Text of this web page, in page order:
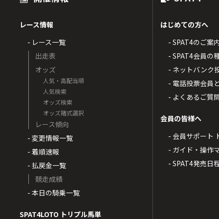
レース情報
- レース一覧
出走表
オッズ
人気・高配当順
人気検索
オッズ検索
オッズ賭式選択
レース傾向
- 変更情報一覧
- 着順速報
- 払戻金一覧
競走成績
- 本日の騎乗一覧
SPAT4LOTO トリプル馬単
はじめての方へ
- SPAT4のご案
- SPAT4会員の
- ネットバンク
- 電話投票会員
- よくあるご質
会員の皆様へ
- 会員サポート
- ガイド・操作
- SPAT4発売日